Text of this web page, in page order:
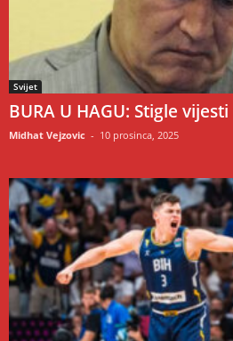
Svijet
BURA U HAGU: Stigle
Midhat Vejzovic - 10 prosinca, 2025